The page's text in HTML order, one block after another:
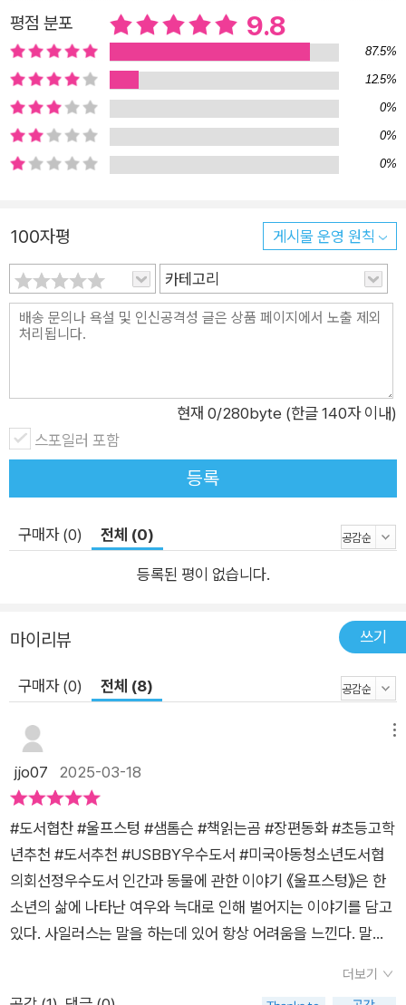
변술을 이용해 숲의 지배자가 된 뒤, 땅속 깊은 곳에 지하 도시 어
스를 건설한다. 어스는 강력한 계급 사회이자 통제 사회다. 지표
면 가까이에는 가난한 여우들이 사는 쪽방이 즐비하고, 땅속으로
내려갈수록 더 부유하고 더 큰 권력을 쥔 여우들이 사는 고급 주
거지가 조성되어 있다. ‘빨간 스카프’라고 불리는 경비대가 온종
일 도시 구석구석을 감시하고, ‘하얀 스카프’라는 친위대가 레이
너드를 그림자처럼 경호한다. 사일러스와 동료들은 표면적으로
레이너드의 독재를 무너트리고 자유를 되찾기 위해 싸운다. 말의
힘, 말의 무게 이 모험담의 하이라이트는 말더듬증 사일러스와 교
묘한 달변가 레이너드가 원형 극장에서 설전을 벌이는 장면이다.
이 싸움에서 지면, 사일러스는 새끼 늑대들을 되찾지 못할뿐더러
살아서 집으로 돌아갈 수도 없다. 어스에 사는 여우란 여우는 다
험을 벌이면서 스스로 자유의 편에 서 있다고 생각했지? 독재의
굴레에서 벗어나려는 용감한 동물들을 돕는다고 믿었지? 웃기지
마. 인간이야말로 독재자야. 우리 같은 동물은 노예고. 하지만 나
는 너희 인간으로부터 자유를 쟁취할 거야.”(본문 222쪽) 레이너
을 선고한다. 언뜻 논리적인 흠결이라고는 없어 보이는 레이너드
져 나오면서 마침내 반전이 시작된다. 말은 거짓을 퍼트리고 자유
키는 무기가 되기도 한다. 저자 샘 톰슨은 말 때문에 고초를 겪는
주인공 사일러스를 내세워, 독자에게 말의 힘과 무게에 대해서 생
각해 보게 만든다. 나아가 빛이 될 수도 있고 어둠이 될 수도 있는
말을 어떻게 잘 쓸 것인지 고민해 보게 한다. 다시, 새로운 길 위
에서 이 이야기는 길 위에서 시작해서 길 위에서 끝난다. 사일러
스와 아이센그림이 자전거 길에서 만나 이야기가 시작되었듯, 사
일러스와 늑대 가족이 각자 제 갈 길로 흩어지면서 이야기가 마무
리된다. 환상의 세계에서 ‘울프스텅’으로 거듭난 뒤 집으로 돌아
온 사일러스 앞에는 이전과 조금도 달라지지 않은 현실이 기다린
다. 사일러스는 여전히 말을 더듬고, 학교의 악당들은 변함없이
조금도 눈치채지 못한다. 현실에 낙담한 채 늑대 가족을 찾아온
평점 분포 9.8
87.5%
12.5%
0%
0%
0%
100자평 게시물 운영 원칙
카테고리
현재 0/280byte (한글 140자 이내)
스포일러 포함
등록
구매자 (0) 전체 (0)
등록된 평이 없습니다.
마이리뷰 쓰기
구매자 (0) 전체 (8)
jjo07 2025-03-18
#도서협찬 #울프스텅 #샘톰슨 #책읽는곰 #장편동화 #초등고학
년추천 #도서추천 #USBBY우수도서 #미국아동청소년도서협
의회선정우수도서 인간과 동물에 관한 이야기 《울프스텅》은 한
소년의 삶에 나타난 여우와 늑대로 인해 벌어지는 이야기를 담고
있다. 사일러스는 말을 하는데 있어 항상 어려움을 느낀다. 말을
을 느낀다. 그런 사일러스의 행동은 같은 반 친구들에게는 놀림거
더보기